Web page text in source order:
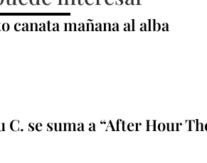
canata mañana al alba
C. se suma a “After Hour